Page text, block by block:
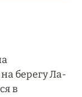
46
берегу Ла-
в